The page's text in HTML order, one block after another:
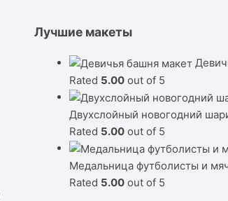
Лучшие макеты
Rated 5.00out of 5
Двухслойный новогодний
Rated 5.00out of 5
Медальница футболисты и
Rated 5.00out of 5